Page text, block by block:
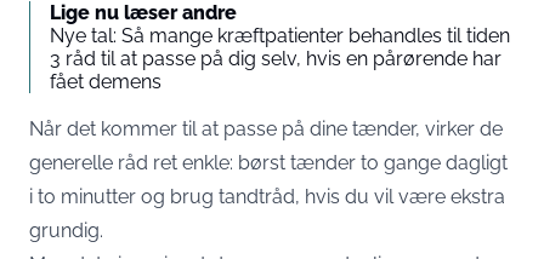
Lige nu læser andre
Nye tal: Så mange kræftpatienter behandles til tiden
3 råd til at passe på dig selv, hvis en pårørende har
fået demens
Når det kommer til at passe på dine tænder, virker de
generelle råd ret enkle: børst tænder to gange dagligt
i to minutter og brug tandtråd, hvis du vil være ekstra
grundig.